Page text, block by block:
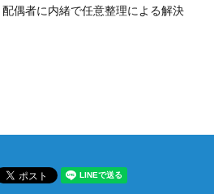
配偶者に内緒で任意整理による解決